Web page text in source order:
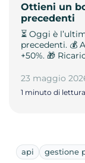
Ottieni un
precedenti
⏳ Oggi è
precedenti. 💰
+50%. 🎁
23 maggio
1 minuto di lettura
api gestione